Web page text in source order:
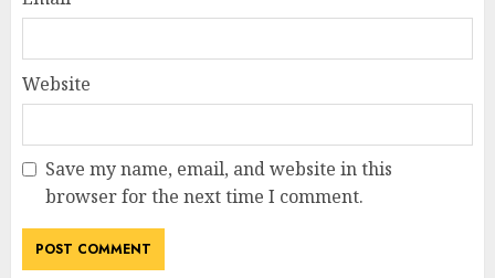
Website
Save my name, email, and website in this
browser for the next time I comment.